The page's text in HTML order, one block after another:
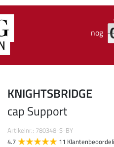
nog
KNIGHTSBRIDGE
cap Support
Artikelnr.: 780348-S-BY
4.7
11